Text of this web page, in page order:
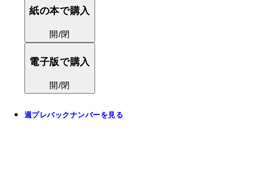
紙の本で購入
開/閉
電子版で購入
開/閉
週プレバックナンバーを見る